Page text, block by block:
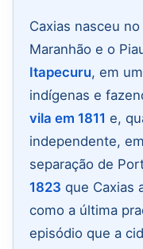
Caxias nasceu
Maranhão e o
Itapecuru, em
indígenas e
vila em 1811 e,
independente,
separação de
1823 que Caxias
como a última
episódio que a